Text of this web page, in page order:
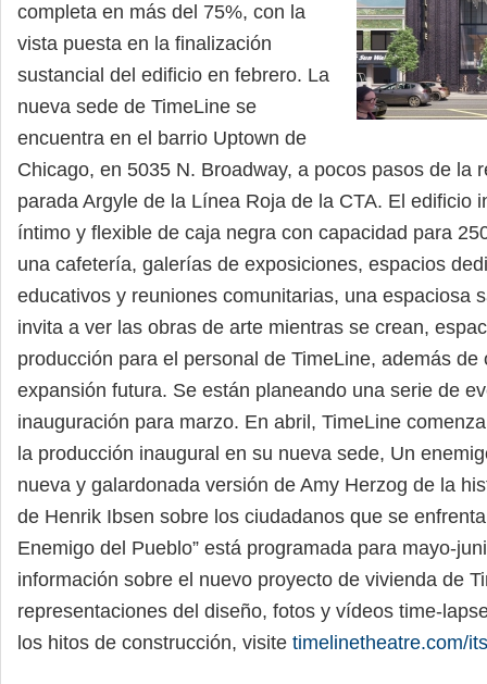
completa en más del 75%, con la
vista puesta en la finalización
sustancial del edificio en febrero. La
nueva sede de TimeLine se
encuentra en el barrio Uptown de
Chicago, en 5035 N. Broadway, a pocos pasos de la
parada Argyle de la Línea Roja de la CTA. El edificio
íntimo y flexible de caja negra con capacidad para
una cafetería, galerías de exposiciones, espacios
educativos y reuniones comunitarias, una espaciosa
invita a ver las obras de arte mientras se crean,
producción para el personal de TimeLine, además de
expansión futura. Se están planeando una serie de
inauguración para marzo. En abril, TimeLine
la producción inaugural en su nueva sede, Un
nueva y galardonada versión de Amy Herzog de la
de Henrik Ibsen sobre los ciudadanos que se
Enemigo del Pueblo” está programada para mayo-
información sobre el nuevo proyecto de vivienda de
representaciones del diseño, fotos y vídeos time-
los hitos de construcción, visite timelinetheatre.com/